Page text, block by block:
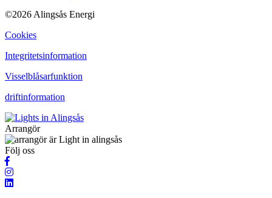
©2026 Alingsås Energi
Cookies
Integritetsinformation
Visselblåsarfunktion
driftinformation
Arrangör
Följ oss